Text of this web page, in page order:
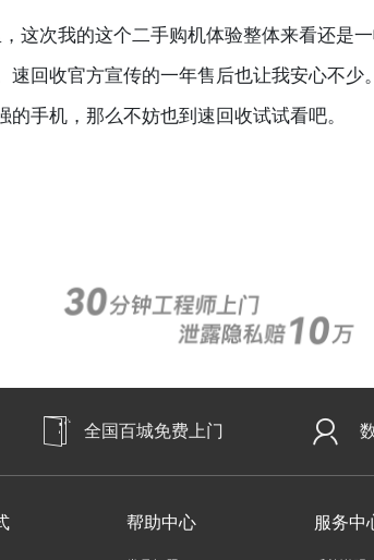
次我的这个二手购机体验整体来看还是
速回收官方宣传的一年售后也让我安心不少
手机，那么不妨也到速回收试试看吧。
全国百城免费上门
帮助中心 服务中